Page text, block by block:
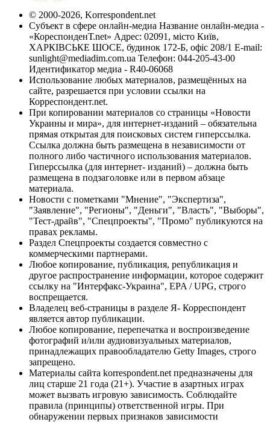
© 2000-2026, Korrespondent.net
Субъект в сфере онлайн-медиа Название онлайн-медиа -
«КореспонденТ.net» Адрес: 02091, місто Київ,
ХАРКІВСЬКЕ ШОСЕ, будинок 172-Б, офіс 208/1 E-mail:
sunlight@mediadim.com.ua Телефон: 044-205-43-00
Идентификатор медиа - R40-06068
Использование любых материалов, размещённых на
сайте, разрешается при условии ссылки на
Корреспондент.net.
При копировании материалов со страницы «Новости
Украины и мира», для интернет-изданий – обязательна
прямая открытая для поисковых систем гиперссылка.
Ссылка должна быть размещена в независимости от
полного либо частичного использования материалов.
Гиперссылка (для интернет- изданий) – должна быть
размещена в подзаголовке или в первом абзаце
материала.
Новости с пометками "Мнение", "Экспертиза",
"Заявление", "Регионы", "Деньги", "Власть", "Выборы",
"Тест-драйв", "Спецпроекты", "Промо" публикуются на
правах рекламы.
Раздел Спецпроекты создается совместно с
коммерческими партнерами.
Любое копирование, публикация, републикация и
другое распространение информации, которое содержит
ссылку на "Интерфакс-Украина", EPA / UPG, строго
воспрещается.
Владелец веб-страницы в разделе Я- Корреспондент
является автор публикации.
Любое копирование, перепечатка и воспроизведение
фотографий и/или аудиовизуальных материалов,
принадлежащих правообладателю Getty Images, строго
запрещено.
Материалы сайта korrespondent.net предназначены для
лиц старше 21 года (21+). Участие в азартных играх
может вызвать игровую зависимость. Соблюдайте
правила (принципы) ответственной игры. При
обнаружении первых признаков зависимости